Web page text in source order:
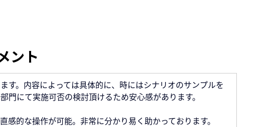
ント
す。内容によっては具体的に、時にはシナリオのサンプルを
にて実施可否の検討頂けるため安心感があります。
的な操作が可能。非常に分かり易く助かっております。